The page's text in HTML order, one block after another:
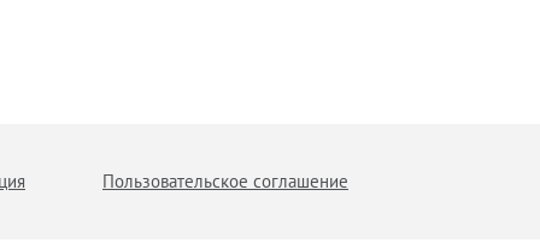
Пользовательское соглашение